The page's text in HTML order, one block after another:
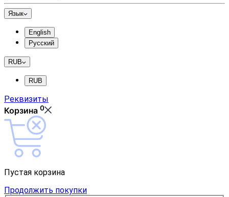
Язык
English
Русский
RUB
RUB
Реквизиты
Корзина 0
Пустая корзина
Продолжить покупки